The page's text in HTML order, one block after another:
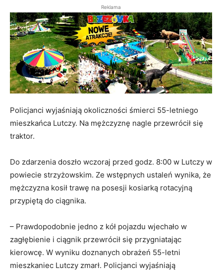
Reklama
Policjanci wyjaśniają okoliczności śmierci 55-letniego
mieszkańca Lutczy. Na mężczyznę nagle przewrócił się
traktor.
Do zdarzenia doszło wczoraj przed godz. 8:00 w Lutczy w
powiecie strzyżowskim. Ze wstępnych ustaleń wynika, że
mężczyzna kosił trawę na posesji kosiarką rotacyjną
przypiętą do ciągnika.
– Prawdopodobnie jedno z kół pojazdu wjechało w
zagłębienie i ciągnik przewrócił się przygniatając
kierowcę. W wyniku doznanych obrażeń 55-letni
mieszkaniec Lutczy zmarł. Policjanci wyjaśniają